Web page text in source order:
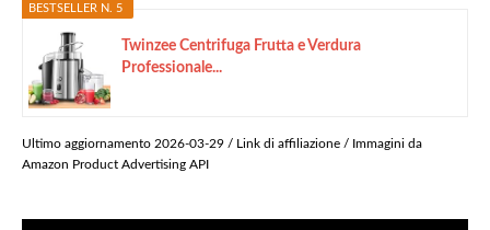
BESTSELLER N. 5
Twinzee Centrifuga Frutta e Verdura
Professionale...
Ultimo aggiornamento 2026-03-29 / Link di affiliazione / Immagini da
Amazon Product Advertising API